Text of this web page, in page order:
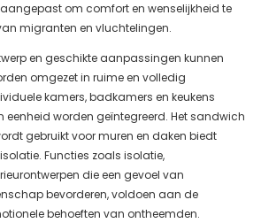
om comfort en wenselijkheid te
migranten en vluchtelingen.
en geschikte aanpassingen kunnen
omgezet in ruime en volledig
kamers, badkamers en keukens
eenheid worden geïntegreerd. Het sandwich
gebruikt voor muren en daken biedt
Functies zoals isolatie,
die een gevoel van
bevorderen, voldoen aan de
behoeften van ontheemden.